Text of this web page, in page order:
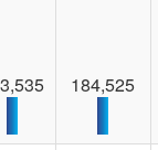
184,525